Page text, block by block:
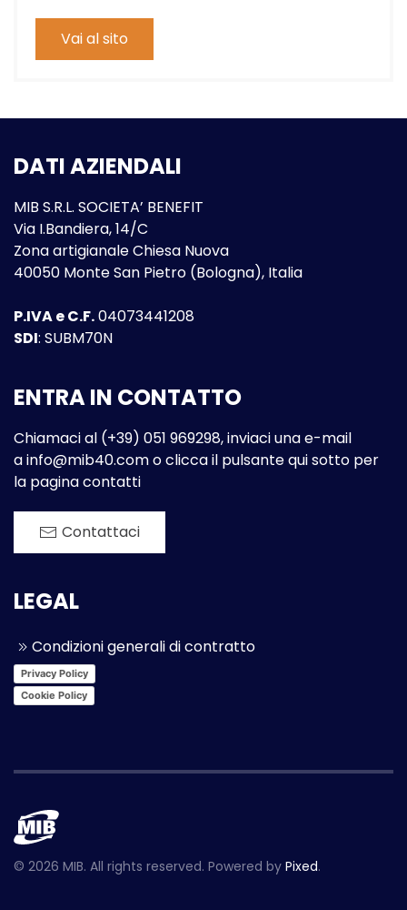
Vai al sito
DATI AZIENDALI
MIB S.R.L. SOCIETA’ BENEFIT
Via I.Bandiera, 14/C
Zona artigianale Chiesa Nuova
40050 Monte San Pietro (Bologna), Italia
P.IVA e C.F.04073441208
SDI: SUBM70N
ENTRA IN CONTATTO
Chiamaci al (+39) 051 969298, inviaci una e-mail
ainfo@mib40.como clicca il pulsante qui sotto per
la pagina contatti
Contattaci
LEGAL
Condizioni generali di contratto
Privacy Policy
Cookie Policy
© 2026 MIB. All rights reserved. Powered by Pixed.